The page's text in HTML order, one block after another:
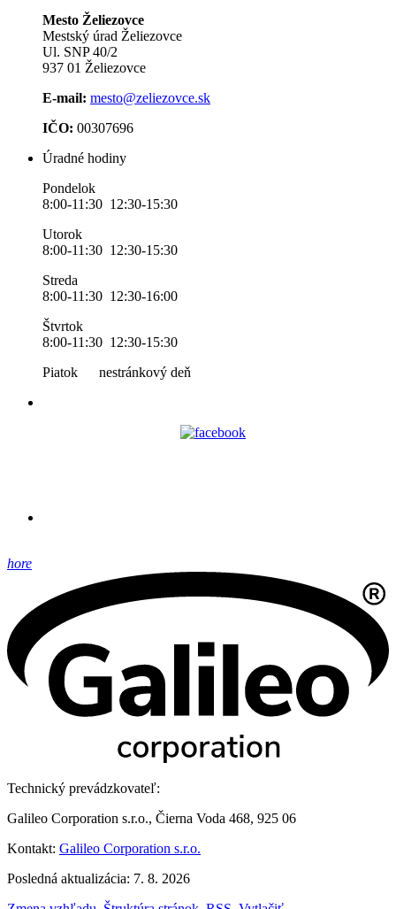
Mesto Želiezovce
Mestský úrad Želiezovce
Ul. SNP 40/2
937 01 Želiezovce
E-mail: mesto@zeliezovce.sk
IČO: 00307696
Úradné hodiny
Pondelok
8:00-11:30 12:30-15:30
Utorok
8:00-11:30 12:30-15:30
Streda
8:00-11:30 12:30-16:00
Štvrtok
8:00-11:30 12:30-15:30
Piatok nestránkový deň
hore
Technický prevádzkovateľ:
Galileo Corporation s.r.o., Čierna Voda 468, 925 06
Kontakt: Galileo Corporation s.r.o.
Posledná aktualizácia: 7. 8. 2026